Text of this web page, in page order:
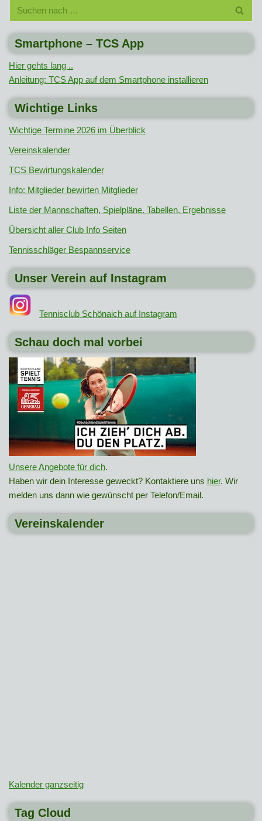
Smartphone – TCS App
Hier gehts lang ..
Anleitung: TCS App auf dem Smartphone installieren
Wichtige Links
Wichtige Termine 2026 im Überblick
Vereinskalender
TCS Bewirtungskalender
Info: Mitglieder bewirten Mitglieder
Liste der Mannschaften, Spielpläne. Tabellen, Ergebnisse
Übersicht aller Club Info Seiten
Tennisschläger Bespannservice
Unser Verein auf Instagram
Tennisclub Schönaich auf Instagram
Schau doch mal vorbei
Unsere Angebote für dich.
Haben wir dein Interesse geweckt? Kontaktiere uns hier. Wir
melden uns dann wie gewünscht per Telefon/Email.
Vereinskalender
Kalender ganzseitig
Tag Cloud